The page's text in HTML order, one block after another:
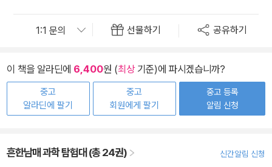
선물하기 공유하기
이 책을 알라딘에 6,400원 (최상기준)에 파시겠습니까?
중고
알라딘에 팔기
중고
회원에게 팔기
중고 등록
알림 신청
흔한남매 과학 탐험대 (총 24권) 신간알림 신청